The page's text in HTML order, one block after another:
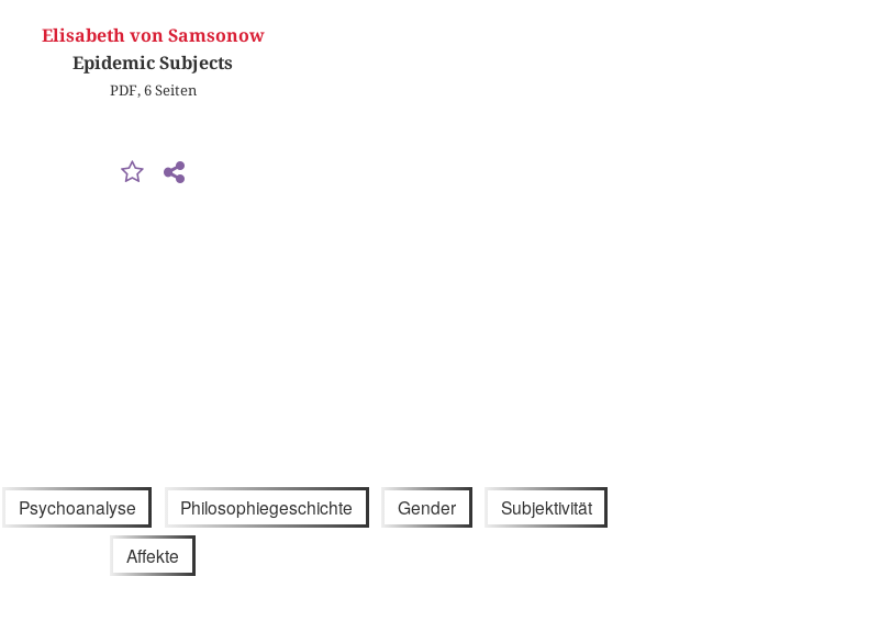
Elisabeth von Samsonow
Epidemic Subjects
PDF, 6 Seiten
Psychoanalyse Philosophiegeschichte Gender Subjektivität
Affekte